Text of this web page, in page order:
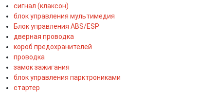
сигнал (клаксон)
блок управления мультимедия
Блок управления ABS/ESP
дверная проводка
короб предохранителей
проводка
замок зажигания
блок управления парктрониками
стартер